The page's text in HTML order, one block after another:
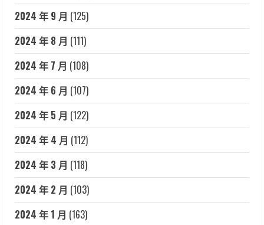
2024 年 9 月 (125)
2024 年 8 月 (111)
2024 年 7 月 (108)
2024 年 6 月 (107)
2024 年 5 月 (122)
2024 年 4 月 (112)
2024 年 3 月 (118)
2024 年 2 月 (103)
2024 年 1 月 (163)